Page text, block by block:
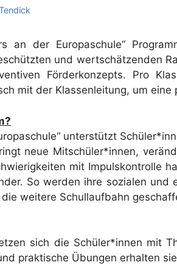
an der Europaschule“
und wertschätzenden
Förderkonzepts. Pro
mit der Klassenleitung, um
unterstützt
neue Mitschüler*innen,
mit Impulskontrolle
So werden ihre sozialen
weitere Schullaufbahn
sich die Schüler*innen mit
praktische Übungen erhalten